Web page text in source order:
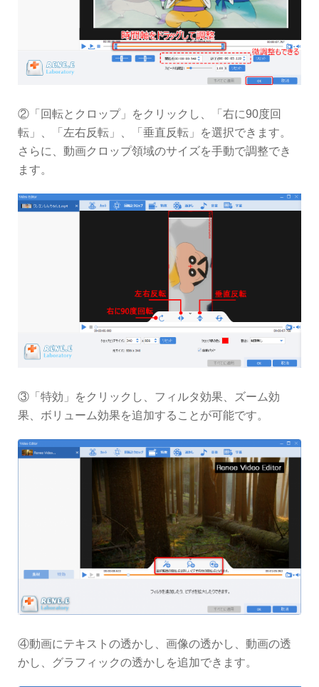
②「回転とクロップ」をクリックし、「右に90度回
転」、「左右反転」、「垂直反転」を選択できます。
さらに、動画クロップ領域のサイズを手動で調整でき
ます。
③「特効」をクリックし、フィルタ効果、ズーム効
果、ボリューム効果を追加することが可能です。
④動画にテキストの透かし、画像の透かし、動画の透
かし、グラフィックの透かしを追加できます。